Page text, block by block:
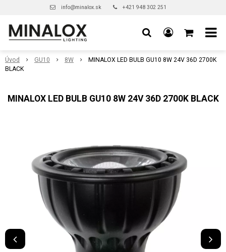
info@minalox.sk +421 948 302 251
Úvod GU10 8W
MINALOX LED BULB GU10 8W 24V 36D 2700K
BLACK
MINALOX LED BULB GU10 8W 24V 36D 2700K BLACK